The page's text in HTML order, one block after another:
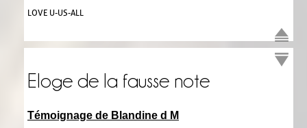
LOVE U-US-ALL
Eloge de la fausse note
Témoignage de Blandine d M